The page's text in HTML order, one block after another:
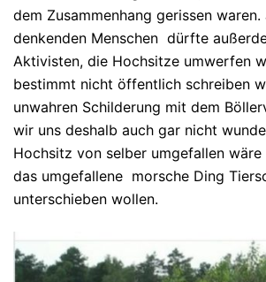
dem Zusammenhang gerissen
denkenden Menschen dürfte
Aktivisten, die Hochsitze umwerfen
bestimmt nicht öffentlich schreiben
unwahren Schilderung mit dem
wir uns deshalb auch gar nicht
Hochsitz von selber umgefallen
das umgefallene morsche Ding
unterschieben wollen.